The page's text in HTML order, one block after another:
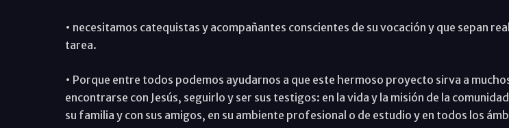
• necesitamos catequistas y acompañantes conscientes de su vocación y que sepan
tarea.
• Porque entre todos podemos ayudarnos a que este hermoso proyecto sirva a
encontrarse con Jesús, seguirlo y ser sus testigos: en la vida y la misión de la
su familia y con sus amigos, en su ambiente profesional o de estudio y en todos los